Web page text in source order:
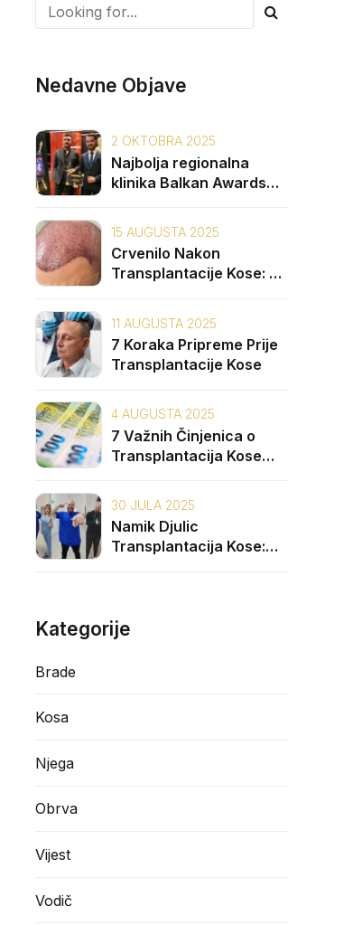
Nedavne Objave
2 OKTOBRA 2025
Najbolja regionalna
klinika Balkan Awards
15 AUGUSTA 2025
Crvenilo Nakon
Transplantacije Kose: 5
11 AUGUSTA 2025
7 Koraka Pripreme Prije
Transplantacije Kose
4 AUGUSTA 2025
7 Važnih Činjenica o
Transplantacija Kose
30 JULA 2025
Namik Djulic
Transplantacija Kose:
Kategorije
Brade
Kosa
Njega
Obrva
Vijest
Vodič